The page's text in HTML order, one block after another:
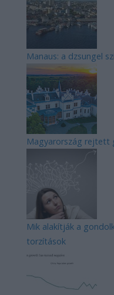
Manaus: a dzsungel
Magyarország rejtett
Mik alakítják a
torzítások